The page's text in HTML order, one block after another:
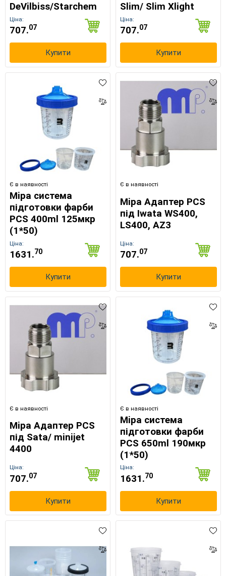
DeVilbiss/Starchem
Ціна:
707.07
Купити
Slim/ Slim Xlight
Ціна:
707.07
Купити
Є в наявності
Mipa система
підготовки фарби
PCS 400ml 125мкр
(1*50)
Ціна:
1631.70
Купити
Є в наявності
Mipa Адаптер PCS
під Iwata WS400,
LS400, AZ3
Ціна:
707.07
Купити
Є в наявності
Mipa Адаптер PCS
під Sata/ minijet
4400
Ціна:
707.07
Купити
Є в наявності
Mipa система
підготовки фарби
PCS 650ml 190мкр
(1*50)
Ціна:
1631.70
Купити